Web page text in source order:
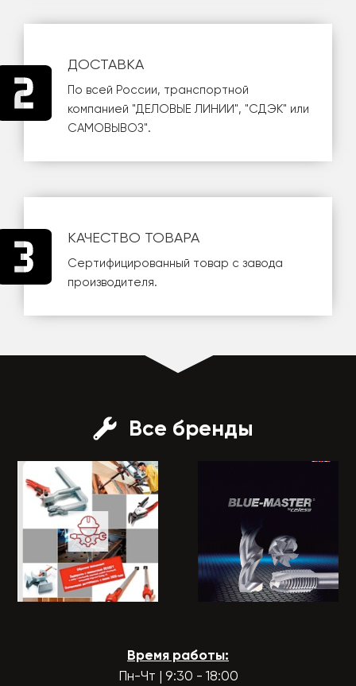
ДОСТАВКА
По всей России, транспортной
компанией "ДЕЛОВЫЕ ЛИНИИ", "СДЭК" или
САМОВЫВОЗ".
КАЧЕСТВО ТОВАРА
Сертифицированный товар с завода
производителя.
Все бренды
Время работы:
Пн-Чт | 9:30 - 18:00